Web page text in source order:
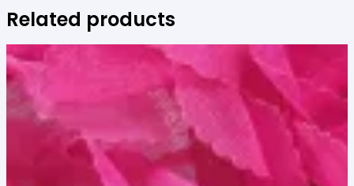
Related products